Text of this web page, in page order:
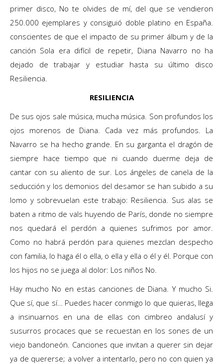
primer disco, No te olvides de mí, del que se vendieron
250.000 ejemplares y consiguió doble platino en España.
conscientes de que el impacto de su primer álbum y de la
canción Sola era difícil de repetir, Diana Navarro no ha
dejado de trabajar y estudiar hasta su último disco
Resiliencia.
RESILIENCIA
De sus ojos sale música, mucha música. Son profundos los
ojos morenos de Diana. Cada vez más profundos. La
Navarro se ha hecho grande. En su garganta el dragón de
siempre hace tiempo que ni cuando duerme deja de
cantar con su aliento de sur. Los ángeles de canela de la
seducción y los demonios del desamor se han subido a su
lomo y sobrevuelan este trabajo: Resiliencia. Sus alas se
baten a ritmo de vals huyendo de París, donde no siempre
nos quedará el perdón a quienes sufrimos por amor.
Como no habrá perdón para quienes mezclan despecho
con familia, lo haga él o ella, o ella y ella o él y él. Porque con
los hijos no se juega al dolor: Los niños No.
Hay mucho No en estas canciones de Diana. Y mucho Si.
Que sí, que sí… Puedes hacer conmigo lo que quieras, llega
a insinuarnos en una de ellas con cimbreo andalusí y
susurros procaces que se recuestan en los sones de un
viejo bandoneón. Canciones que invitan a querer sin dejar
ya de quererse; a volver a intentarlo, pero no con quien ya